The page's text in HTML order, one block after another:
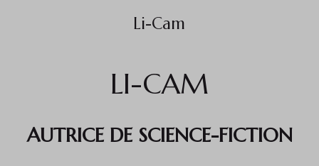
Li-Cam
LI-CAM
AUTRICE DE SCIENCE-FICTION